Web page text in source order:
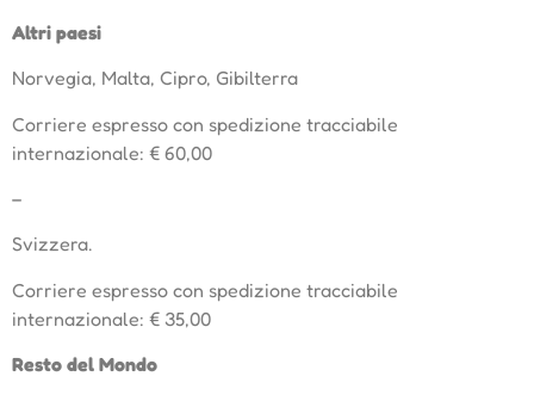
Altri paesi
Norvegia, Malta, Cipro, Gibilterra
Corriere espresso con spedizione tracciabile
internazionale: € 60,00
–
Svizzera.
Corriere espresso con spedizione tracciabile
internazionale: € 35,00
Resto del Mondo